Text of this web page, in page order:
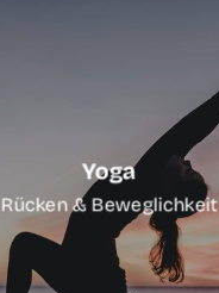
Yoga
Rücken & Beweglichkeit